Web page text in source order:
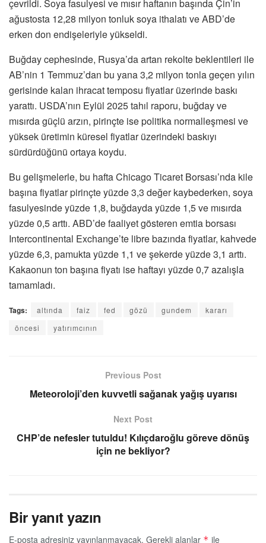
çevrildi. Soya fasulyesi ve mısır haftanın başında Çin’in
ağustosta 12,28 milyon tonluk soya ithalatı ve ABD’de
erken don endişeleriyle yükseldi.
Buğday cephesinde, Rusya’da artan rekolte beklentileri ile
AB’nin 1 Temmuz’dan bu yana 3,2 milyon tonla geçen yılın
gerisinde kalan ihracat temposu fiyatlar üzerinde baskı
yarattı. USDA’nın Eylül 2025 tahıl raporu, buğday ve
mısırda güçlü arzın, pirinçte ise politika normalleşmesi ve
yüksek üretimin küresel fiyatlar üzerindeki baskıyı
sürdürdüğünü ortaya koydu.
Bu gelişmelerle, bu hafta Chicago Ticaret Borsası’nda kile
başına fiyatlar pirinçte yüzde 3,3 değer kaybederken, soya
fasulyesinde yüzde 1,8, buğdayda yüzde 1,5 ve mısırda
yüzde 0,5 arttı. ABD’de faaliyet gösteren emtia borsası
Intercontinental Exchange’te libre bazında fiyatlar, kahvede
yüzde 6,3, pamukta yüzde 1,1 ve şekerde yüzde 3,1 arttı.
Kakaonun ton başına fiyatı ise haftayı yüzde 0,7 azalışla
tamamladı.
Tags: altında faiz fed gözü gundem
kararı
öncesi
yatırımcının
Previous Post
Meteoroloji’den kuvvetli sağanak yağış uyarısı
Next Post
CHP’de nefesler tutuldu! Kılıçdaroğlu göreve dönüş
için ne bekliyor?
Bir yanıt yazın
E-posta adresiniz yayınlanmayacak. Gerekli alanlar * ile